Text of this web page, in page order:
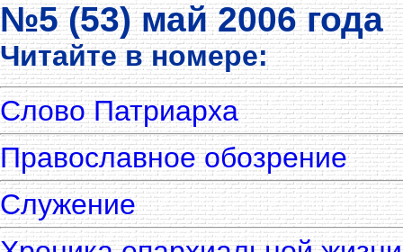
№5 (53) май 2006 года
Читайте в номере:
Слово Патриарха
Православное обозрение
Служение